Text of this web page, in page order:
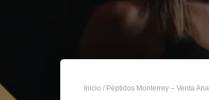
Inicio / Péptidos Monterrey – Venta